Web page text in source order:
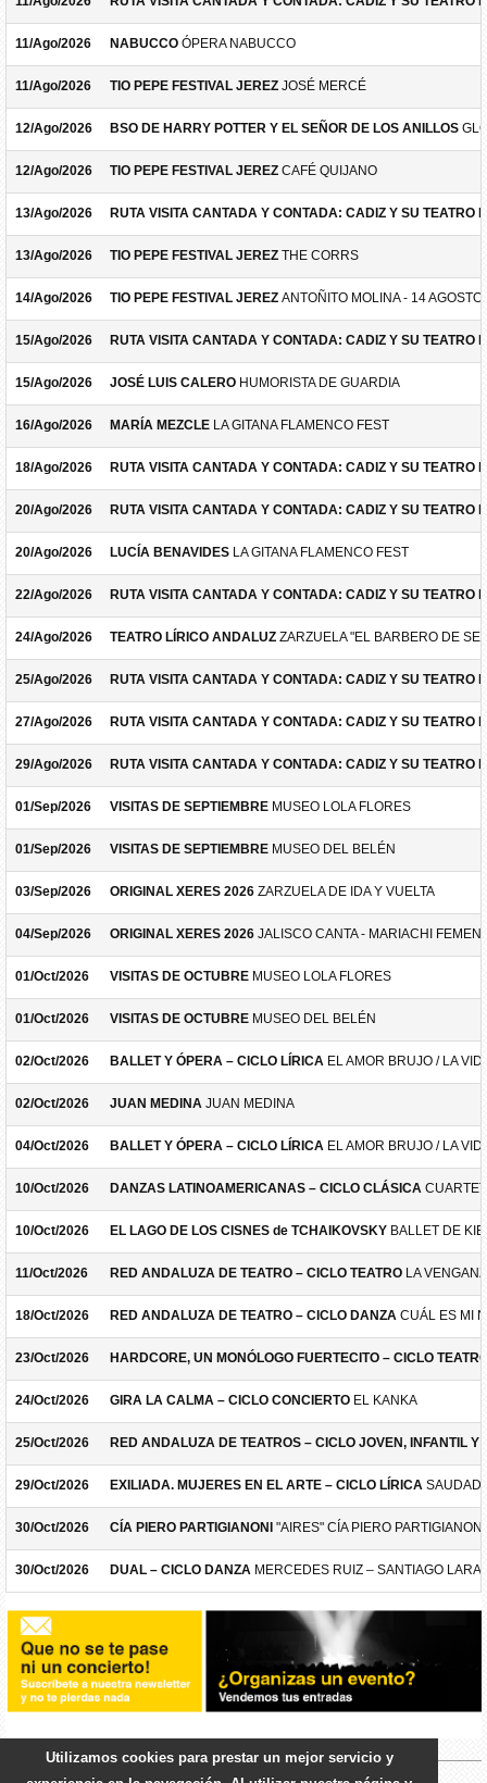
11/Ago/2026 NABUCCO ÓPERA NABUCCO
11/Ago/2026 TIO PEPE FESTIVAL JEREZ JOSÉ MERCÉ
12/Ago/2026 BSO DE HARRY POTTER Y EL SEÑOR DE LOS ANILLOS
12/Ago/2026 TIO PEPE FESTIVAL JEREZ CAFÉ QUIJANO
13/Ago/2026 RUTA VISITA CANTADA Y CONTADA: CADIZ Y SU TEATRO
13/Ago/2026 TIO PEPE FESTIVAL JEREZ THE CORRS
14/Ago/2026 TIO PEPE FESTIVAL JEREZ ANTOÑITO MOLINA - 14 AGOSTO
15/Ago/2026 RUTA VISITA CANTADA Y CONTADA: CADIZ Y SU TEATRO
15/Ago/2026 JOSÉ LUIS CALERO HUMORISTA DE GUARDIA
16/Ago/2026 MARÍA MEZCLE LA GITANA FLAMENCO FEST
18/Ago/2026 RUTA VISITA CANTADA Y CONTADA: CADIZ Y SU TEATRO
20/Ago/2026 RUTA VISITA CANTADA Y CONTADA: CADIZ Y SU TEATRO
20/Ago/2026 LUCÍA BENAVIDES LA GITANA FLAMENCO FEST
22/Ago/2026 RUTA VISITA CANTADA Y CONTADA: CADIZ Y SU TEATRO
24/Ago/2026 TEATRO LÍRICO ANDALUZ ZARZUELA "EL BARBERO DE
25/Ago/2026 RUTA VISITA CANTADA Y CONTADA: CADIZ Y SU TEATRO
27/Ago/2026 RUTA VISITA CANTADA Y CONTADA: CADIZ Y SU TEATRO
29/Ago/2026 RUTA VISITA CANTADA Y CONTADA: CADIZ Y SU TEATRO
01/Sep/2026 VISITAS DE SEPTIEMBRE MUSEO LOLA FLORES
01/Sep/2026 VISITAS DE SEPTIEMBRE MUSEO DEL BELÉN
03/Sep/2026 ORIGINAL XERES 2026 ZARZUELA DE IDA Y VUELTA
04/Sep/2026 ORIGINAL XERES 2026 JALISCO CANTA - MARIACHI
01/Oct/2026 VISITAS DE OCTUBRE MUSEO LOLA FLORES
01/Oct/2026 VISITAS DE OCTUBRE MUSEO DEL BELÉN
02/Oct/2026 BALLET Y ÓPERA – CICLO LÍRICA EL AMOR BRUJO / LA
02/Oct/2026 JUAN MEDINA JUAN MEDINA
04/Oct/2026 BALLET Y ÓPERA – CICLO LÍRICA EL AMOR BRUJO / LA
10/Oct/2026 DANZAS LATINOAMERICANAS – CICLO CLÁSICA
10/Oct/2026 EL LAGO DE LOS CISNES de TCHAIKOVSKY BALLET DE
11/Oct/2026 RED ANDALUZA DE TEATRO – CICLO TEATRO LA
18/Oct/2026 RED ANDALUZA DE TEATRO – CICLO DANZA CUÁL ES MI
23/Oct/2026 HARDCORE, UN MONÓLOGO FUERTECITO – CICLO
24/Oct/2026 GIRA LA CALMA – CICLO CONCIERTO EL KANKA
25/Oct/2026 RED ANDALUZA DE TEATROS – CICLO JOVEN, INFANTIL Y
29/Oct/2026 EXILIADA. MUJERES EN EL ARTE – CICLO LÍRICA
30/Oct/2026 CÍA PIERO PARTIGIANONI "AIRES" CÍA PIERO PARTIGIANONI
30/Oct/2026 DUAL – CICLO DANZA MERCEDES RUIZ – SANTIAGO LARA
Utilizamos cookies para prestar un mejor servicio y